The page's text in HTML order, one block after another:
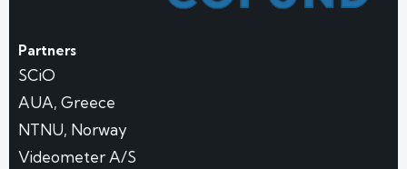
Partners
SCiO
AUA, Greece
NTNU, Norway
Videometer A/S